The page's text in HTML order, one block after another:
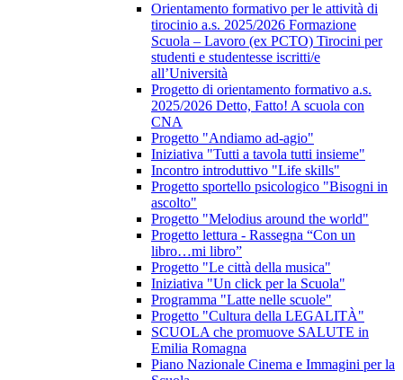
Orientamento formativo per le attività di
tirocinio a.s. 2025/2026 Formazione
Scuola – Lavoro (ex PCTO) Tirocini per
studenti e studentesse iscritti/e
all’Università
Progetto di orientamento formativo a.s.
2025/2026 Detto, Fatto! A scuola con
CNA
Progetto "Andiamo ad-agio"
Iniziativa "Tutti a tavola tutti insieme"
Incontro introduttivo "Life skills"
Progetto sportello psicologico "Bisogni in
ascolto"
Progetto "Melodius around the world"
Progetto lettura - Rassegna “Con un
libro…mi libro”
Progetto "Le città della musica"
Iniziativa "Un click per la Scuola"
Programma "Latte nelle scuole"
Progetto "Cultura della LEGALITÀ"
SCUOLA che promuove SALUTE in
Emilia Romagna
Piano Nazionale Cinema e Immagini per la